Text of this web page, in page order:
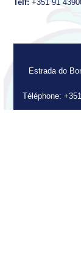
Telf: +351 91
Estrada do
Téléphone: